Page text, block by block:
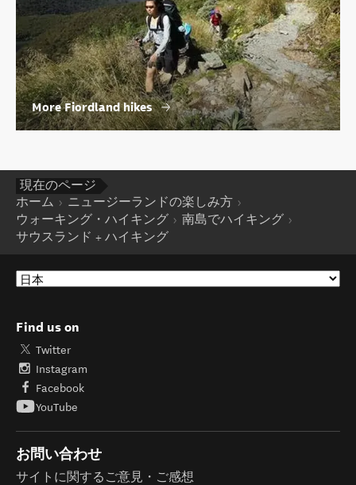
More Fiordland hikes
現在のページ
ホーム
ニュージーランドの楽しみ方
ウォーキング・ハイキング
南島でハイキング
サウスランド + ハイキング
Find us on
Twitter
Instagram
Facebook
YouTube
お問い合わせ
サイトに関するご意見・ご感想